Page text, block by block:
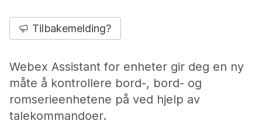
Tilbakemelding?
Webex Assistant for enheter gir deg en ny
måte å kontrollere bord-, bord- og
romserieenhetene på ved hjelp av
talekommandoer.